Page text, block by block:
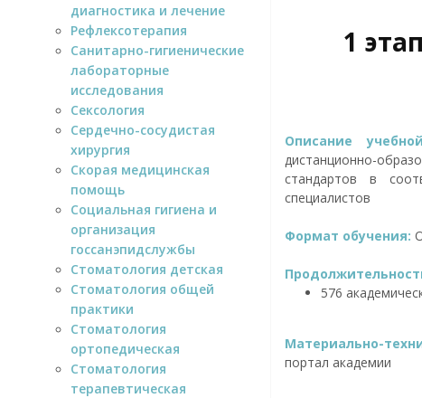
диагностика и лечение
Рефлексотерапия
Санитарно-гигиенические
лабораторные
исследования
Сексология
Сердечно-сосудистая
хирургия
Скорая медицинская
помощь
Социальная гигиена и
организация
госсанэпидслужбы
Стоматология детская
Стоматология общей
практики
Стоматология
ортопедическая
Стоматология
терапевтическая
1
Описание
дистанционно-
стандартов в
специалистов
Формат обучения:
576
Материально-
портал академии